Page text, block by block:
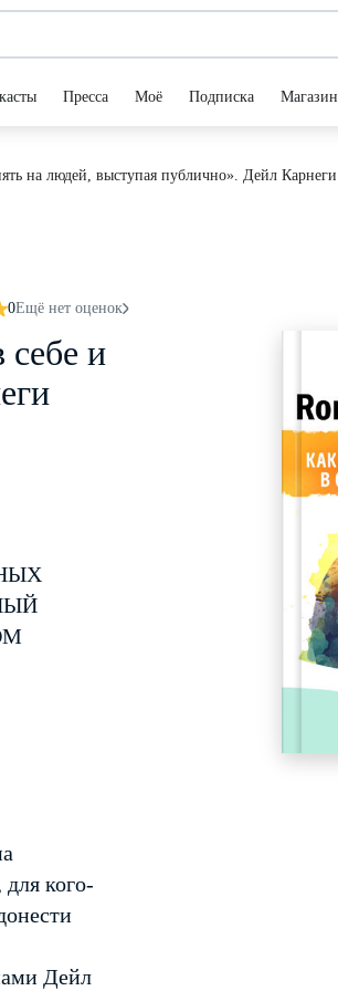
Пресса Моё Подписка Магазин
на людей, выступая публично». Дейл Карнеги
0Ещё нет оценок
себе и
кого-
Дейл